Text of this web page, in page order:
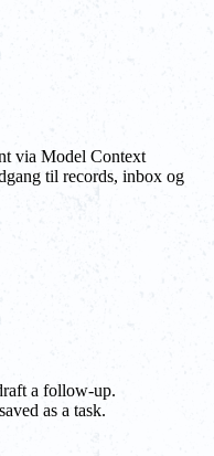
via Model Context
til records, inbox og
a follow-up.
as a task.